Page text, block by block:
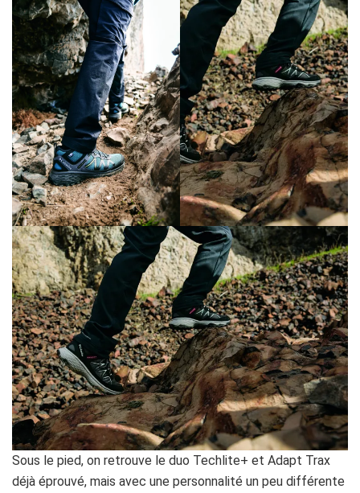
Sous le pied, on retrouve le duo Techlite+ et Adapt Trax
déjà éprouvé, mais avec une personnalité un peu différente